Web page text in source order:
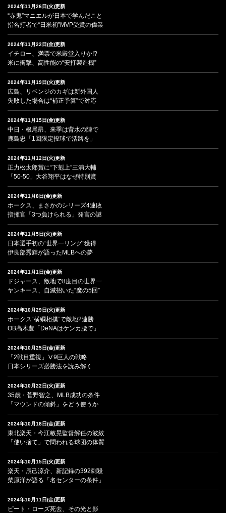
2024年11月26日(火)更新
“赤鬼”マニエルが日本で学んだこと
指名打者で“日米初”MVP受賞の偉業
2024年11月22日(金)更新
イチロー、満票で米殿堂入りか!?
米に衝撃、高性能の“安打製造機”
2024年11月19日(火)更新
広島、リベンジのカギは新外国人
失敗した場合は“補正予算”で対応
2024年11月15日(金)更新
中日・根尾昂、来季は背水の陣で
鹿島忠「1回限定投球で活路を」
2024年11月12日(火)更新
正力松太郎賞に“下剋上”三浦大輔
「50-50」大谷翔平はなぜ特別賞
2024年11月8日(金)更新
ホークス、まさかのシリーズ4連敗
指揮官「3つ負けられる」発言の謎
2024年11月5日(火)更新
日本選手初の“世界一リング”獲得
伊良部秀輝が語ったMLBへの夢
2024年11月1日(金)更新
ドジャース、敵地で8度目の世界一
ヤンキース、自滅招いた“魔の5回”
2024年10月29日(火)更新
ホークス“横綱相撲”で敵地2連勝
OB高木豊「DeNAはケンカ腰で」
2024年10月25日(金)更新
「2戦目重視」Ⅴ9巨人の戦略
日本シリーズ必勝法を読み解く
2024年10月22日(火)更新
35歳・菅野智之、MLB成功の条件
「マウンドの傾斜」をどう使うか
2024年10月18日(金)更新
東北楽天・今江敏晃監督解任の波紋
「使い捨て」で問われる球団の体質
2024年10月15日(火)更新
楽天・辰己涼介、新記録の392刺殺
柴原洋が語る「名センターの条件」
2024年10月11日(金)更新
ピート・ローズ死去、その光と影